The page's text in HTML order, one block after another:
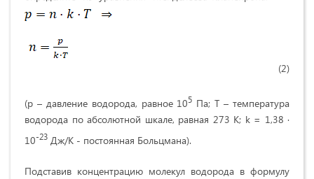
(2)
(p – давление водорода, равное 105 Па; T – температура
водорода по абсолютной шкале, равная 273 К; k = 1,38 ·
10-23 Дж/К - постоянная Больцмана).
Подставив концентрацию молекул водорода в формулу